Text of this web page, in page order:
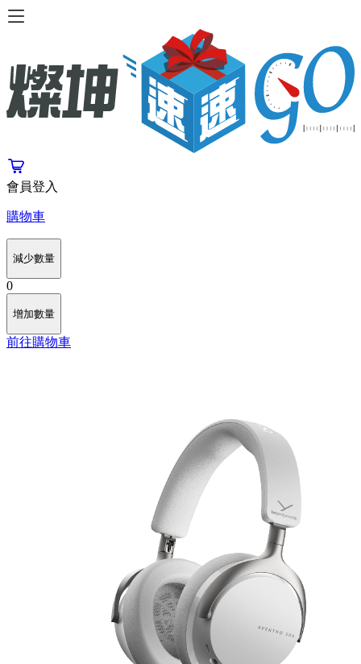
會員登入
購物車
減少數量
0
增加數量
前往購物車